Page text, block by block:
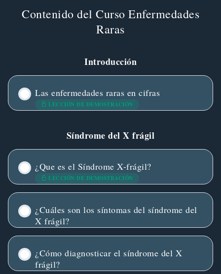
Contenido del Curso Enfermedades
Raras
Introducción
Las enfermedades raras en cifras
LECCIÓN DE DEMOSTRACIÓN
Síndrome del X frágil
¿Que es el Síndrome X-frágil?
LECCIÓN DE DEMOSTRACIÓN
¿Cuáles son los síntomas del síndrome del
X frágil?
¿Cómo diagnosticar el síndrome del X
frágil?